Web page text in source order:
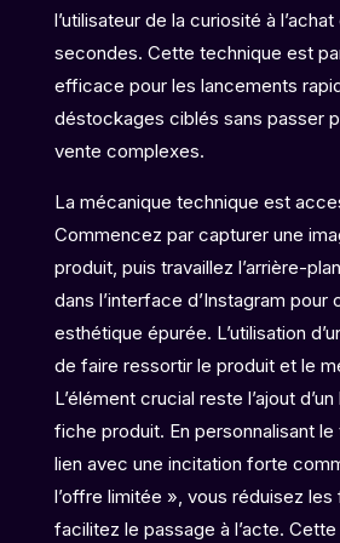
l’utilisateur de la curiosité à
secondes. Cette technique est
efficace pour les lancements
déstockages ciblés sans passer
vente complexes.
La mécanique technique est
Commencez par capturer une
produit, puis travaillez l’arrière-
dans l’interface d’Instagram pour
esthétique épurée. L’utilisation
de faire ressortir le produit et le
L’élément crucial reste l’ajout
fiche produit. En personnalisant
lien avec une incitation forte
l’offre limitée », vous réduisez
facilitez le passage à l’acte.